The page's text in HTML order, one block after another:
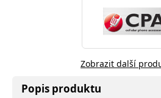
Zobrazit další
Popis produktu